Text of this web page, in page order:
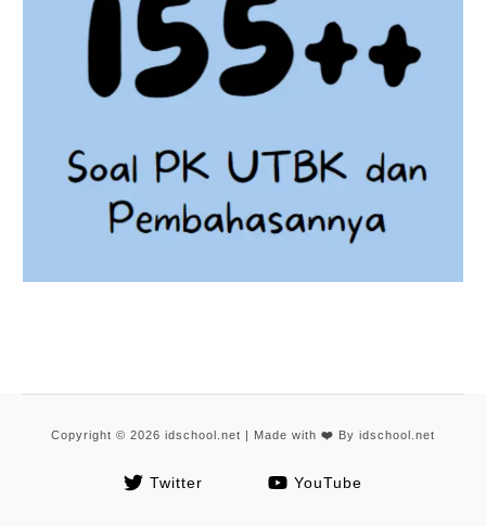
Copyright © 2026 idschool.net | Made with ❤️ By idschool.net
Twitter YouTube